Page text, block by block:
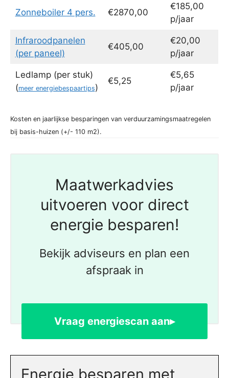
Zonneboiler 4 pers. €2870,00
€185,00
p/jaar
Infraroodpanelen
(per paneel)
€405,00
€20,00
p/jaar
Ledlamp (per stuk)
(meer energiebespaartips)
€5,25
€5,65
p/jaar
Kosten en jaarlijkse besparingen van verduurzamingsmaatregelen
bij basis-huizen (+/- 110 m2).
Maatwerkadvies
uitvoeren voor direct
energie besparen!
Bekijk adviseurs en plan een
afspraak in
Vraag energiescan aan▸
Energie besparen met